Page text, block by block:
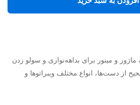
ماژور و مینور برای بداهه‌نوازی و سولو زدن
از دست‌ها، انواع مختلف ویبراتوها و